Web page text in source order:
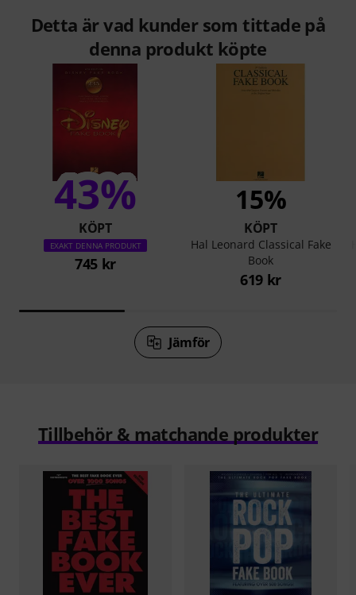
Detta är vad kunder som tittade på
denna produkt köpte
43%
KÖPT
EXAKT DENNA PRODUKT
745 kr
15%
KÖPT
Hal Leonard Classical Fake
Book
619 kr
Jämför
Tillbehör & matchande produkter